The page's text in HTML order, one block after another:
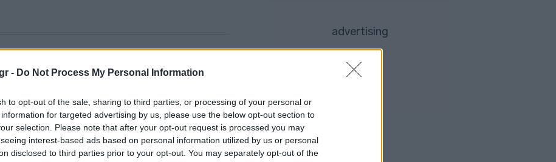
- Do Not Process My Personal Information
to opt-out of the sale, sharing to third parties, or processing of your personal or
for targeted advertising by us, please use the below opt-out section to
selection. Please note that after your opt-out request is processed you may
interest-based ads based on personal information utilized by us or personal
disclosed to third parties prior to your opt-out. You may separately opt-out of the
21:46 ΔΕΘ - HELEXPO: Αναρτήθηκε ο
διαγωνισμός για την ανάπλαση των
204,6 εκατ. ευρώ
οικονομική ανάλυση με πολιτική
προπαγάνδα»
21:27
Υπ. Παιδείας: 3,35 εκατ. ευρώ στο
Πανεπιστήμιο Κρήτης για το
στεγαστικό επίδομα των φοιτητών